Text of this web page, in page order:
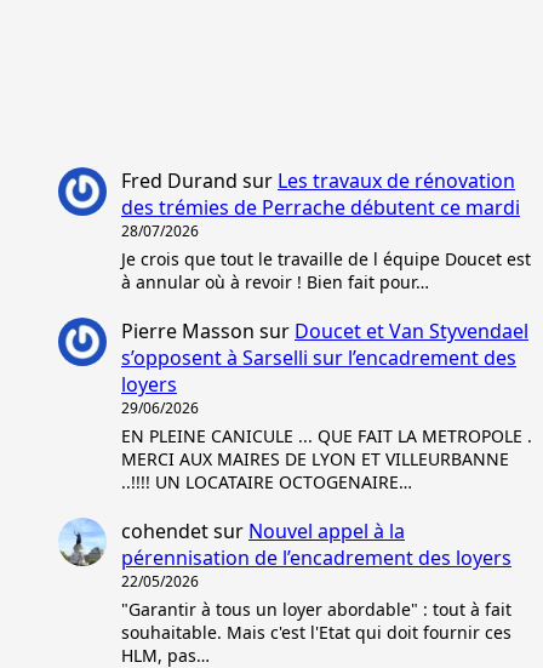
Fred Durand sur Les travaux de rénovation
des trémies de Perrache débutent ce mardi
28/07/2026
Je crois que tout le travaille de l équipe Doucet est
à annular où à revoir ! Bien fait pour…
Pierre Masson sur Doucet et Van Styvendael
s’opposent à Sarselli sur l’encadrement des
loyers
29/06/2026
EN PLEINE CANICULE ... QUE FAIT LA METROPOLE .
MERCI AUX MAIRES DE LYON ET VILLEURBANNE
..!!!! UN LOCATAIRE OCTOGENAIRE…
cohendetsur Nouvel appel à la
pérennisation de l’encadrement des loyers
22/05/2026
"Garantir à tous un loyer abordable" : tout à fait
souhaitable. Mais c'est l'Etat qui doit fournir ces
HLM, pas…